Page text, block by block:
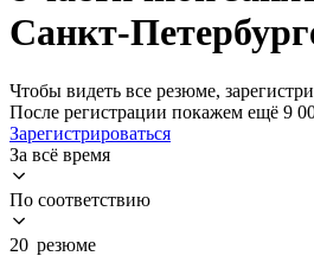
Санкт-
Чтобы видеть все резюме,
После регистрации покажем ещё 9
Зарегистрироваться
За всё время
По соответствию
20 резюме